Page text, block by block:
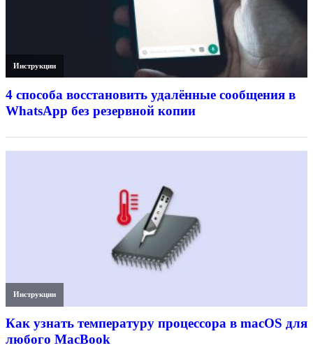
Инструкции
4 способа восстановить удалённые сообщения в
WhatsApp без резервной копии
Инструкции
Как узнать температуру процессора в macOS для
любого MacBook